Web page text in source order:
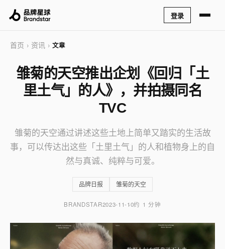
登录
首页 › 资讯 › 文章
雏菊的天空推出企划《回归「土
里土气」的人》，并拍摄同名
TVC
雏菊的天空通过讲述这些土地上简单又踏实的生活故
事，可以传达出这些「土里土气」的人和植物身上的自
然与真诚、纯粹与可爱。
品牌日报 雏菊的天空
BRANDSTAR2023-11-10约 1 分钟